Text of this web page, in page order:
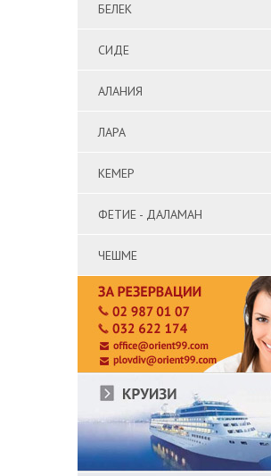
БЕЛЕК
СИДЕ
АЛАНИЯ
ЛАРА
КЕМЕР
ФЕТИЕ - ДАЛАМАН
ЧЕШМЕ